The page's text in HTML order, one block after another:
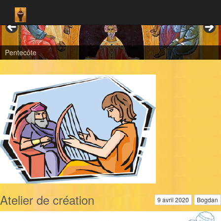
Pentecôte
9 avril 2020 Bogdan
Atelier de création